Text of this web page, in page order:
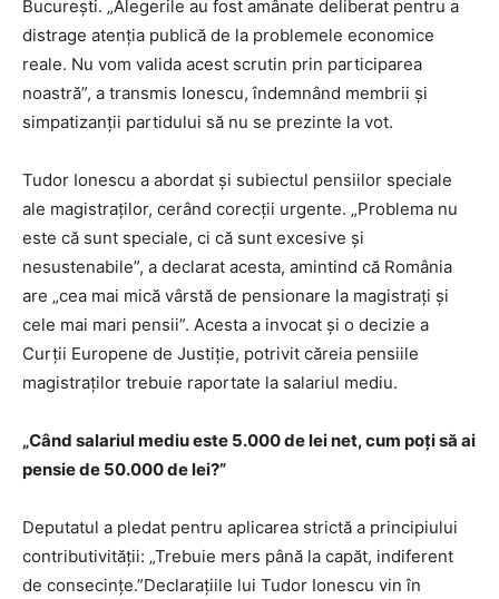
București. „Alegerile au fost amânate deliberat pentru a
distrage atenția publică de la problemele economice
reale. Nu vom valida acest scrutin prin participarea
noastră”, a transmis Ionescu, îndemnând membrii și
simpatizanții partidului să nu se prezinte la vot.
Tudor Ionescu a abordat și subiectul pensiilor speciale
ale magistraților, cerând corecții urgente. „Problema nu
este că sunt speciale, ci că sunt excesive și
nesustenabile”, a declarat acesta, amintind că România
are „cea mai mică vârstă de pensionare la magistrați și
cele mai mari pensii”. Acesta a invocat și o decizie a
Curții Europene de Justiție, potrivit căreia pensiile
magistraților trebuie raportate la salariul mediu.
„Când salariul mediu este 5.000 de lei net, cum poți să ai
pensie de 50.000 de lei?”
Deputatul a pledat pentru aplicarea strictă a principiului
contributivității: „Trebuie mers până la capăt, indiferent
de consecințe.”Declarațiile lui Tudor Ionescu vin în